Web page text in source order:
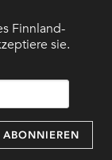
Finnland-
sie.
ABONNIEREN